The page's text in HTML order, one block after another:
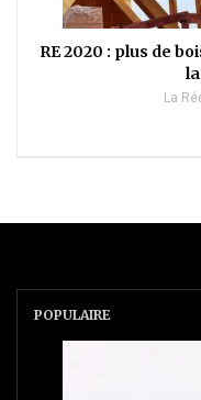
RE 2020 : plus de
La
POPULAIRE